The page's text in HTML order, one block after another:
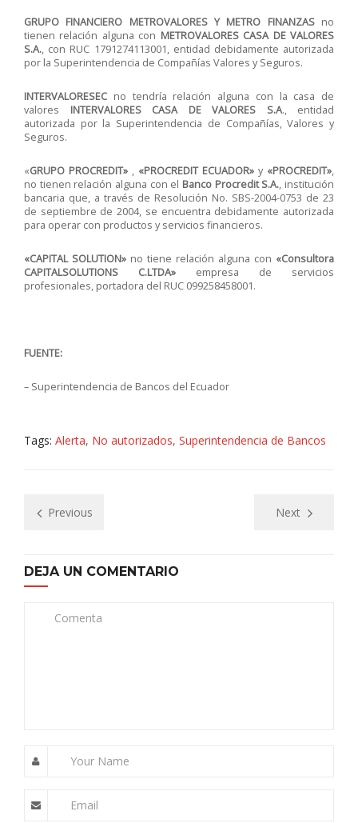
GRUPO FINANCIERO METROVALORES Y METRO FINANZASno
tienen relación alguna con METROVALORES CASA DE VALORES
S.A., con RUC 1791274113001, entidad debidamente autorizada
por la Superintendencia de Compañías Valores y Seguros.
INTERVALORESEC no tendría relación alguna con la casa de
valores INTERVALORES CASA DE VALORES S.A., entidad
autorizada por la Superintendencia de Compañías, Valores y
Seguros.
«GRUPO PROCREDIT» , «PROCREDIT ECUADOR» y «PROCREDIT»,
no tienen relación alguna con el Banco Procredit S.A., institución
bancaria que, a través de Resolución No. SBS-2004-0753 de 23
de septiembre de 2004, se encuentra debidamente autorizada
para operar con productos y servicios financieros.
«CAPITAL SOLUTION» no tiene relación alguna con «Consultora
CAPITALSOLUTIONS C.LTDA» empresa de servicios
profesionales, portadora del RUC 099258458001.
FUENTE:
– Superintendencia de Bancos del Ecuador
Tags: Alerta, No autorizados, Superintendencia de Bancos
Previous Next
DEJA UN COMENTARIO
Comenta
Your Name
Email